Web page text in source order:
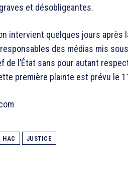
et désobligeantes.
intervient quelques jours après
des médias mis
de l’État sans pour autant
première plainte est prévu le
HAC JUSTICE